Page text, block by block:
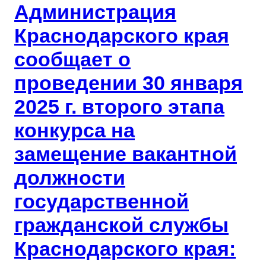
Администрация
Краснодарского края
сообщает о
проведении 30 января
2025 г. второго этапа
конкурса на
замещение вакантной
должности
государственной
гражданской службы
Краснодарского края: